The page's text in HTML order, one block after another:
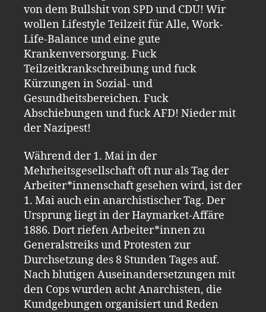
von dem Bullshit von SPD und CDU! Wir
wollen Lifestyle Teilzeit für Alle, Work-
Life-Balance und eine gute
Krankenversorgung. Fuck
Teilzeitkrankschreibung und fuck
Kürzungen in Sozial- und
Gesundheitsbereichen. Fuck
Abschiebungen und fuck AFD! Nieder mit
der Nazipest!
Während der 1. Mai in der
Mehrheitsgesellschaft oft nur als Tag der
Arbeiter*innenschaft gesehen wird, ist der
1. Mai auch ein anarchistischer Tag. Der
Ursprung liegt in der Haymarket-Affäre
1886. Dort riefen Arbeiter*innen zu
Generalstreiks und Protesten zur
Durchsetzung des 8 Stunden Tages auf.
Nach blutigen Auseinandersetzungen mit
den Cops wurden acht Anarchisten, die
Kundgebungen organisiert und Reden